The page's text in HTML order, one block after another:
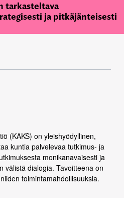
tarkasteltava
ja pitkäjänteisesti
(KAKS) on yleishyödyllinen,
kuntia palvelevaa tutkimus- ja
monikanavaisesti ja
välistä dialogia. Tavoitteena on
toimintamahdollisuuksia.